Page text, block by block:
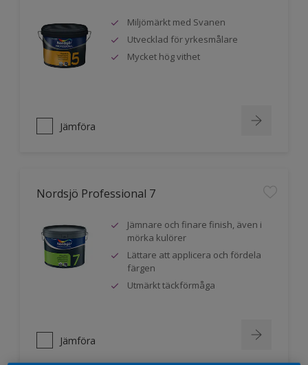
Miljömärkt med Svanen
Utvecklad för yrkesmålare
Mycket hög vithet
Jämföra
Nordsjö Professional 7
Jämnare och finare finish, även i
mörka kulörer
Lättare att applicera och fördela
färgen
Utmärkt täckförmåga
Jämföra